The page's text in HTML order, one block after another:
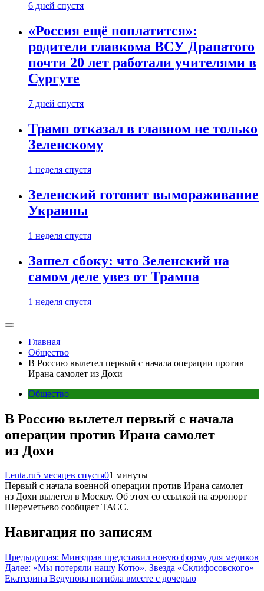
6 дней спустя
«Россия ещё поплатится»:
родители главкома ВСУ Драпатого
почти 20 лет работали учителями в
Сургуте
7 дней спустя
Трамп отказал в главном не только
Зеленскому
1 неделя спустя
Зеленский готовит вымораживание
Украины
1 неделя спустя
Зашел сбоку: что Зеленский на
самом деле увез от Трампа
1 неделя спустя
Главная
Общество
В Россию вылетел первый с начала операции против
Ирана самолет из Дохи
Общество
В Россию вылетел первый с начала
операции против Ирана самолет
из Дохи
Lenta.ru5 месяцев спустя01 минуты
Первый с начала военной операции против Ирана самолет
из Дохи вылетел в Москву. Об этом со ссылкой на аэропорт
Шереметьево сообщает ТАСС.
Навигация по записям
Предыдущая: Минздрав представил новую форму для медиков
Далее: «Мы потеряли нашу Котю». Звезда «Склифосовского»
Екатерина Ведунова погибла вместе с дочерью